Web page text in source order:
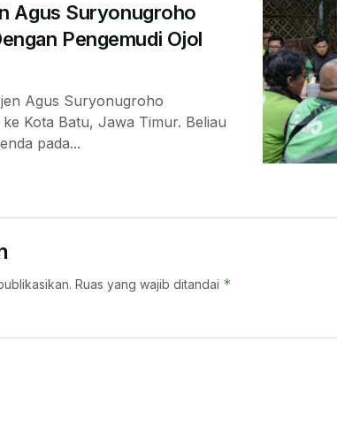
Agus Suryonugroho
Pengemudi Ojol
Agus Suryonugroho
Kota Batu, Jawa Timur. Beliau
pada...
Ruas yang wajib ditandai *